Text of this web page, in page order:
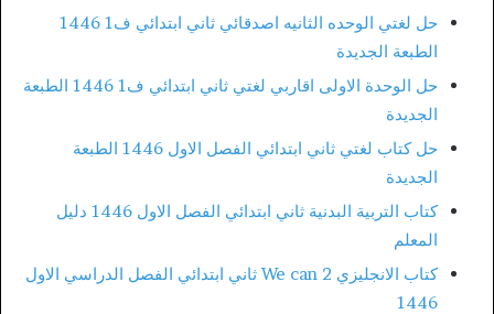
حل لغتي الوحده الثانيه اصدقائي ثاني ابتدائي ف1 1446
الطبعة الجديدة
حل الوحدة الاولى اقاربي لغتي ثاني ابتدائي ف1 1446 الطبعة
الجديدة
حل كتاب لغتي ثاني ابتدائي الفصل الاول 1446 الطبعة
الجديدة
كتاب التربية البدنية ثاني ابتدائي الفصل الاول 1446 دليل
المعلم
كتاب الانجليزي We can 2 ثاني ابتدائي الفصل الدراسي الاول
1446